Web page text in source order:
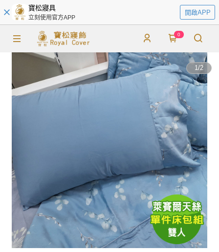
寶松寢具
立刻使用官方APP
開啟APP
0
1/2